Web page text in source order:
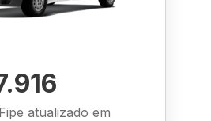
atualizado em